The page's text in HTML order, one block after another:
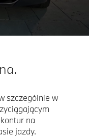
szczególnie w
na
jazdy.